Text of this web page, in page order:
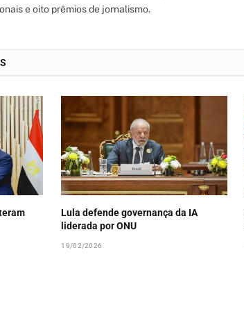
e oito prêmios de jornalismo.
Lula defende governança da IA
liderada por ONU
19/02/2026